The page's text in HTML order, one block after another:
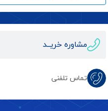
مشاوره خریــد
تماس تلفنی